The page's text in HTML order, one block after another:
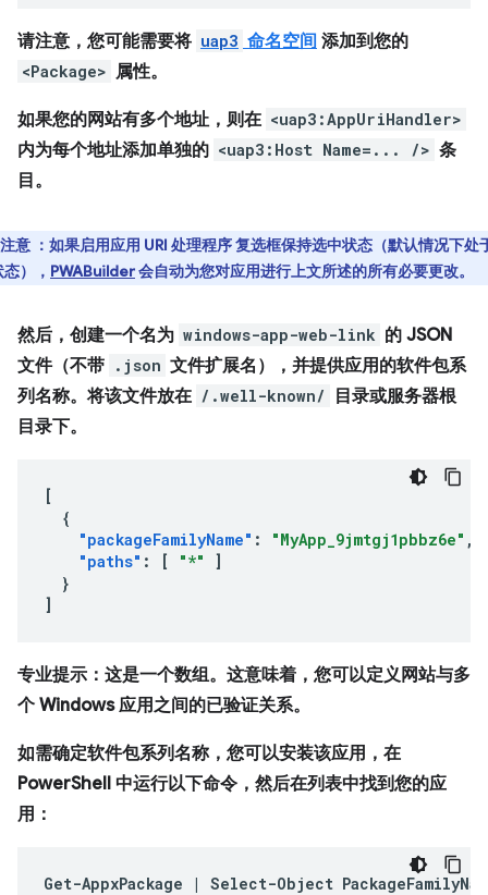
请注意，您可能需要将 uap3 命名空间 添加到您的
<Package> 属性。
如果您的网站有多个地址，则在 <uap3:AppUriHandler>
内为每个地址添加单独的 <uap3:Host Name=... /> 条
目。
注意 ：如果启用应用 URI 处理程序复选框保持选中状态（默认情况下处
）， PWABuilder会自动为您对应用进行上文所述的所有必要更改。
然后，创建一个名为 windows-app-web-link 的 JSON
文件（不带 .json 文件扩展名），并提供应用的软件包系
列名称。将该文件放在 /.well-known/
目录或服务器根
目录下。
[
{
"packageFamilyName" : "MyApp_9jmtgj1pbbz6e" ,
"paths" : [ "*"
]
}
]
专业提示：这是一个数组。这意味着，您可以定义网站与多
个 Windows 应用之间的已验证关系。
如需确定软件包系列名称，您可以安装该应用，在
PowerShell 中运行以下命令，然后在列表中找到您的应
用：
Get-AppxPackage | Select-Object